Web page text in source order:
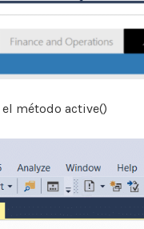
método active()